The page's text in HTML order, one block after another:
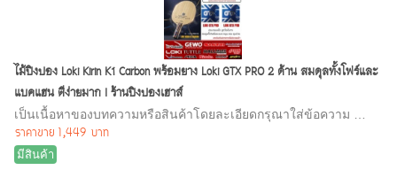
ไม้ปิงปอง Loki Kirin K1 Carbon พร้อมยาง Loki GTX PRO 2 ด้าน สมดุลทั้งโฟร์และ
แบคแฮน ตีง่ายมาก I ร้านปิงปองเฮาส์
เป็นเนื้อหาของบทความหรือสินค้าโดยละเอียดกรุณาใส่ข้อความ …
ราคาขาย 1,449 บาท
มีสินค้า